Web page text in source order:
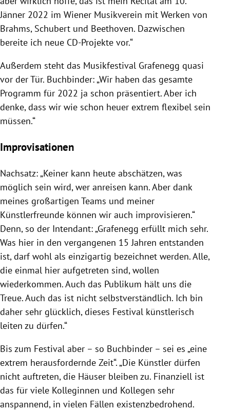
Jänner 2022 im Wiener Musikverein mit Werken von
Brahms, Schubert und Beethoven. Dazwischen
bereite ich neue CD-Projekte vor.“
Außerdem steht das Musikfestival Grafenegg quasi
vor der Tür. Buchbinder: „Wir haben das gesamte
Programm für 2022 ja schon präsentiert. Aber ich
denke, dass wir wie schon heuer extrem flexibel sein
müssen.“
Improvisationen
Nachsatz: „Keiner kann heute abschätzen, was
möglich sein wird, wer anreisen kann. Aber dank
meines großartigen Teams und meiner
Künstlerfreunde können wir auch improvisieren.“
Denn, so der Intendant: „Grafenegg erfüllt mich sehr.
Was hier in den vergangenen 15 Jahren entstanden
ist, darf wohl als einzigartig bezeichnet werden. Alle,
die einmal hier aufgetreten sind, wollen
wiederkommen. Auch das Publikum hält uns die
Treue. Auch das ist nicht selbstverständlich. Ich bin
daher sehr glücklich, dieses Festival künstlerisch
leiten zu dürfen.“
Bis zum Festival aber – so Buchbinder – sei es „eine
extrem herausfordernde Zeit“. „Die Künstler dürfen
nicht auftreten, die Häuser bleiben zu. Finanziell ist
das für viele Kolleginnen und Kollegen sehr
anspannend, in vielen Fällen existenzbedrohend.